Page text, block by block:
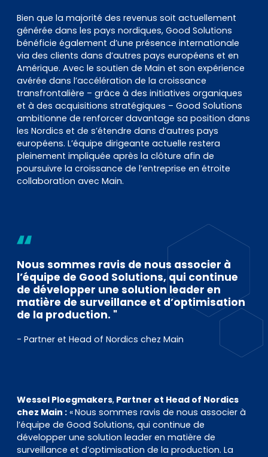
Bien que la majorité des revenus soit actuellement
générée dans les pays nordiques, Good Solutions
bénéficie également d’une présence internationale
via des clients dans d’autres pays européens et en
Amérique. Avec le soutien de Main et son expérience
avérée dans l’accélération de la croissance
transfrontalière – grâce à des initiatives organiques
et à des acquisitions stratégiques – Good Solutions
ambitionne de renforcer davantage sa position dans
les Nordics et de s’étendre dans d’autres pays
européens. L’équipe dirigeante actuelle restera
pleinement impliquée après la clôture afin de
poursuivre la croissance de l’entreprise en étroite
collaboration avec Main.
Nous sommes ravis de nous associer à
l’équipe de Good Solutions, qui continue
de développer une solution leader en
matière de surveillance et d’optimisation
de la production. "
- Partner et Head of Nordics chez Main
Wessel Ploegmakers, Partner et Head of Nordics
chez Main : « Nous sommes ravis de nous associer à
l’équipe de Good Solutions, qui continue de
développer une solution leader en matière de
surveillance et d’optimisation de la production. La